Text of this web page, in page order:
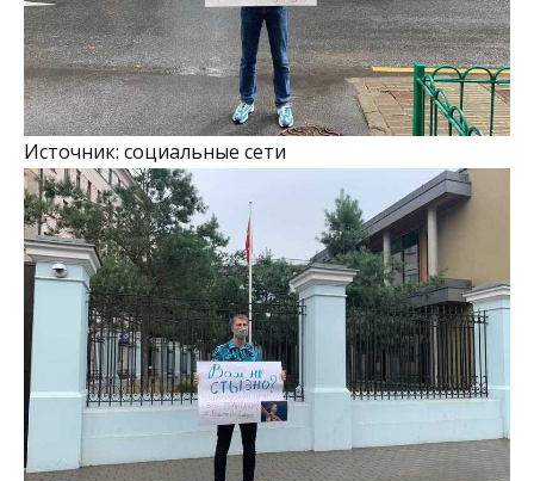
Источник: социальные сети